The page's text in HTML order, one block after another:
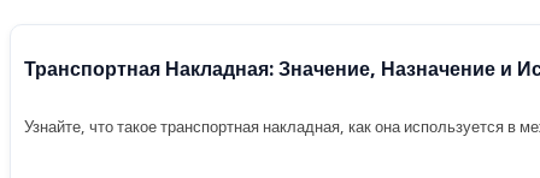
Транспортная Накладная: Значение, Назначение и
Узнайте, что такое транспортная накладная, как она используется